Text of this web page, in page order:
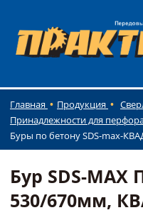
Главная Продукция
Принадлежности для
Буры по бетону SDS-max-
Бур SDS-
530/670мм,